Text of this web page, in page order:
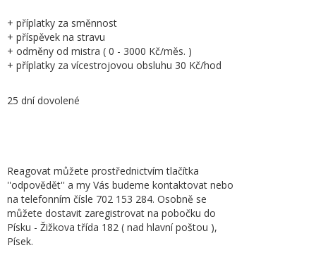
+ příplatky za směnnost
+ příspěvek na stravu
+ odměny od mistra ( 0 - 3000 Kč/měs. )
+ příplatky za vícestrojovou obsluhu 30 Kč/hod
25 dní dovolené
Reagovat můžete prostřednictvím tlačítka
''odpovědět'' a my Vás budeme kontaktovat nebo
na telefonním čísle 702 153 284. Osobně se
můžete dostavit zaregistrovat na pobočku do
Písku - Žižkova třída 182 ( nad hlavní poštou ),
Písek.